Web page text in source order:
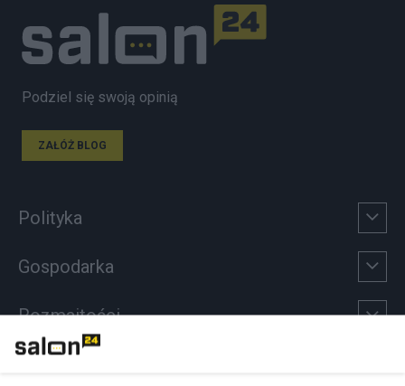
Podziel się swoją opinią
ZAŁÓŻ BLOG
Polityka
Gospodarka
Rozmaitości